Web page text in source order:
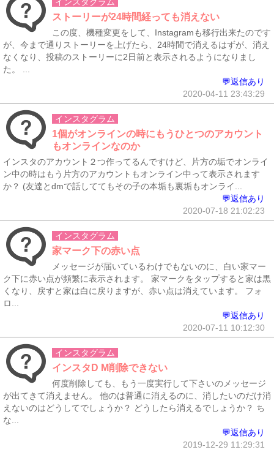
ストーリーが24時間経っても消えない
この度、機種変更をして、Instagramも移行出来たのです
が、今まで通りストーリーを上げたら、24時間で消えるはずが、消え
なくなり、投稿のストーリーに2日前と表示されるようになりまし
た。 ...
💬返信あり
2020-04-11 23:43:29
インスタグラム
1個がオンラインの時にもうひとつのアカウント
もオンラインなのか
インスタのアカウント２つ作ってるんですけど、片方の垢でオンライ
ン中の時はもう片方のアカウントもオンライン中って表示されます
か？ (友達とdmで話しててもその子の本垢も裏垢もオンライ...
💬返信あり
2020-07-18 21:02:23
インスタグラム
家マーク下の赤い点
メッセージが届いているわけでもないのに、白い家マー
ク下に赤い点が頻繁に表示されます。 家マークをタップすると家は黒
くなり、戻すと家は白に戻りますが、赤い点は消えています。 フォ
ロ...
💬返信あり
2020-07-11 10:12:30
インスタグラム
インスタD M削除できない
何度削除しても、もう一度実行して下さいのメッセージ
が出てきて消えません。 他のは普通に消えるのに、消したいのだけ消
えないのはどうしてでしょうか？ どうしたら消えるでしょうか？ ち
な...
💬返信あり
2019-12-29 11:29:31